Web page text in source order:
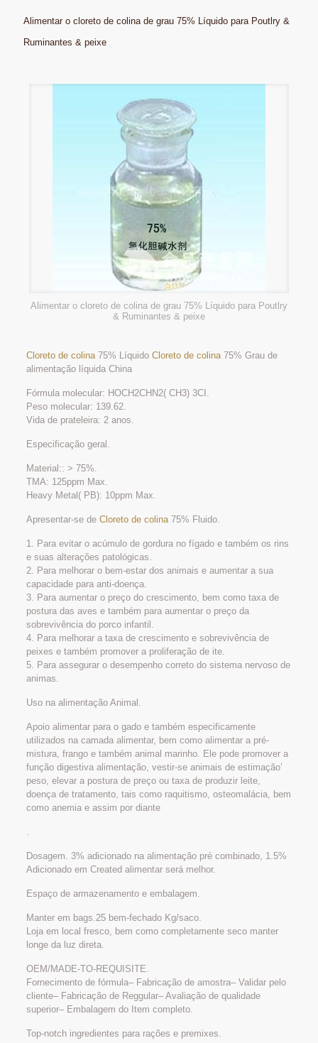
Alimentar o cloreto de colina de grau 75% Líquido para Poutlry &
Ruminantes & peixe
Alimentar o cloreto de colina de grau 75% Líquido para Poutlry
& Ruminantes & peixe
Cloreto de colina75% Líquido Cloreto de colina75% Grau de
alimentação líquida China
Fórmula molecular: HOCH2CHN2( CH3) 3CI.
Peso molecular: 139.62.
Vida de prateleira: 2 anos.
Especificação geral.
Material:: > 75%.
TMA: 125ppm Max.
Heavy Metal( PB): 10ppm Max.
Apresentar-se de Cloreto de colina75% Fluido.
1. Para evitar o acúmulo de gordura no fígado e também os rins
e suas alterações patológicas.
2. Para melhorar o bem-estar dos animais e aumentar a sua
capacidade para anti-doença.
3. Para aumentar o preço do crescimento, bem como taxa de
postura das aves e também para aumentar o preço da
sobrevivência do porco infantil.
4. Para melhorar a taxa de crescimento e sobrevivência de
peixes e também promover a proliferação de ite.
5. Para assegurar o desempenho correto do sistema nervoso de
animas.
Uso na alimentação Animal.
Apoio alimentar para o gado e também especificamente
utilizados na camada alimentar, bem como alimentar a pré-
mistura, frango e também animal marinho. Ele pode promover a
função digestiva alimentação, vestir-se animais de estimação’
peso, elevar a postura de preço ou taxa de produzir leite,
doença de tratamento, tais como raquitismo, osteomalácia, bem
como anemia e assim por diante
Dosagem. 3% adicionado na alimentação pré combinado, 1.5%
Adicionado em Created alimentar será melhor.
Espaço de armazenamento e embalagem.
Manter em bags.25 bem-fechado Kg/saco.
Loja em local fresco, bem como completamente seco manter
longe da luz direta.
OEM/MADE-TO-REQUISITE.
Fornecimento de fórmula– Fabricação de amostra– Validar pelo
cliente– Fabricação de Reggular– Avaliação de qualidade
superior– Embalagem do Item completo.
Top-notch ingredientes para rações e premixes.